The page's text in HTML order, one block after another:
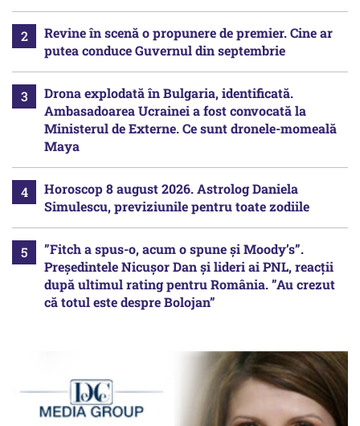
Revine în scenă o propunere de premier. Cine ar
putea conduce Guvernul din septembrie
Drona explodată în Bulgaria, identificată.
Ambasadoarea Ucrainei a fost convocată la
Ministerul de Externe. Ce sunt dronele-momeală
Maya
Horoscop 8 august 2026. Astrolog Daniela
Simulescu, previziunile pentru toate zodiile
”Fitch a spus-o, acum o spune și Moody’s”.
Președintele Nicușor Dan și lideri ai PNL, reacții
după ultimul rating pentru România. ”Au crezut
că totul este despre Bolojan”